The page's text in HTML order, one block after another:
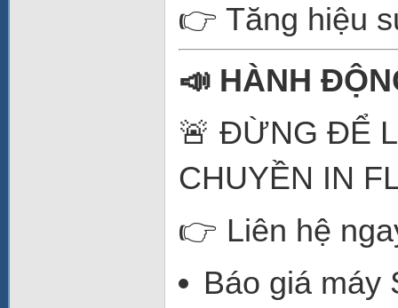
👉 Tăng hiệu
📣 HÀNH
🚨 ĐỪNG ĐỂ
CHUYỀN IN
👉 Liên hệ
Báo giá máy